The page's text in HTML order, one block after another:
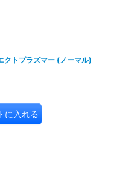
トプラズマー (ノーマル)
に入れる